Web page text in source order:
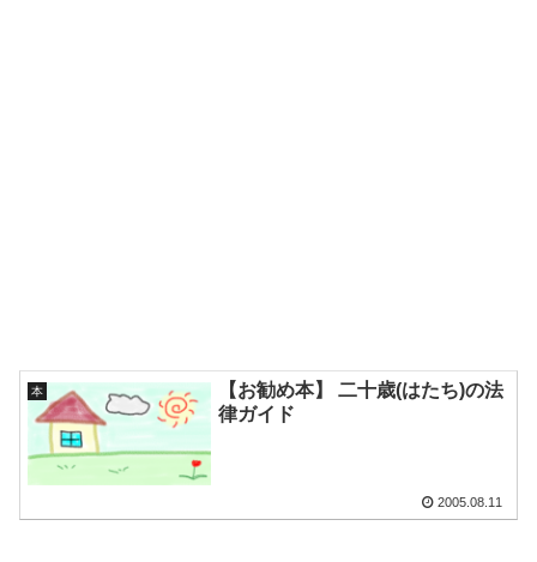
本
【お勧め本】 二十歳(はたち)の法
律ガイド
2005.08.11